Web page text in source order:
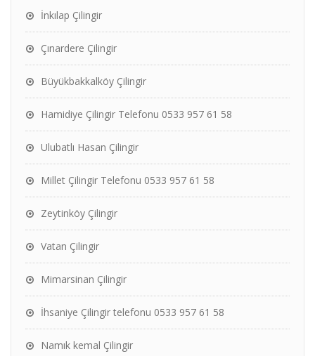
İnkılap Çilingir
Çınardere Çilingir
Büyükbakkalköy Çilingir
Hamidiye Çilingir Telefonu 0533 957 61 58
Ulubatlı Hasan Çilingir
Millet Çilingir Telefonu 0533 957 61 58
Zeytinköy Çilingir
Vatan Çilingir
Mimarsinan Çilingir
İhsaniye Çilingir telefonu 0533 957 61 58
Namık kemal Çilingir